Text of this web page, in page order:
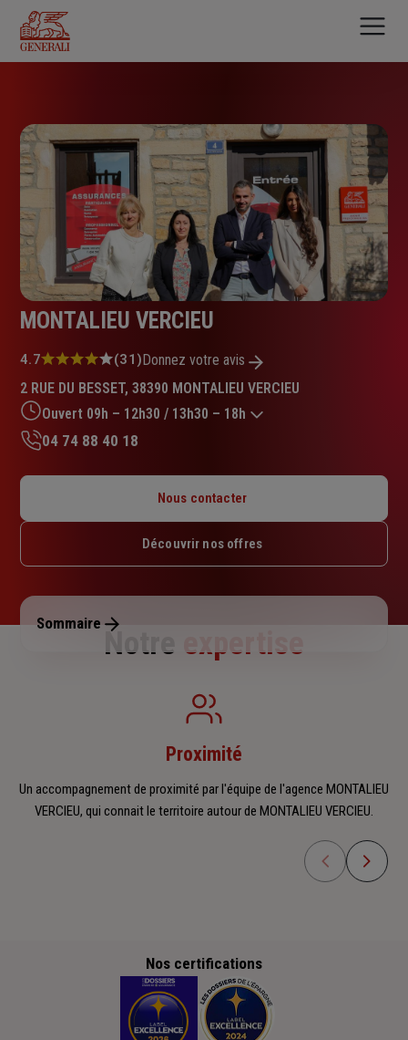
contenu
principal
MONTALIEU VERCIEU
Note
4.7
sur
5
étoiles
4.7 (31)Donnez votre avis
2 RUE DU BESSET, 38390 MONTALIEU VERCIEU
Ouvert 09h – 12h30 / 13h30 – 18h
Mardi : 09h – 12h30 / 14h – 18h
Jeudi : 09h – 12h30 / 13h30 – 18h
Dimanche : Fermé
04 74 88 40 18
Nous contacter
Découvrir nos offres
Sommaire
Notre expertise
Proximité
Un accompagnement de proximité par l'équipe de l'agence MONTALIEU
VERCIEU, qui connait le territoire autour de MONTALIEU VERCIEU.
Nos certifications